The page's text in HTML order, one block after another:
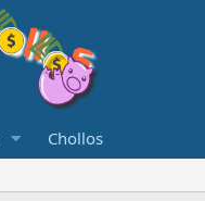
Chollos